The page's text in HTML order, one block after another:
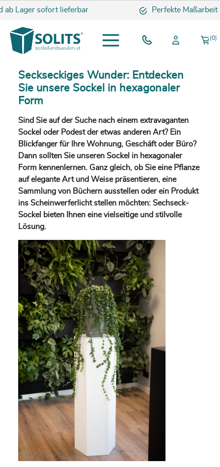
Lager sofort lieferbar Perfekte Maßarbeit
(0)
Seckseckiges Wunder: Entdecken
Sie unsere Sockel in hexagonaler
Form
Sind Sie auf der Suche nach einem extravaganten
Sockel oder Podest der etwas anderen Art? Ein
Blickfanger für Ihre Wohnung, Geschäft oder Büro?
Dann sollten Sie unseren Sockel in hexagonaler
Form kennenlernen. Ganz gleich, ob Sie eine Pflanze
auf elegante Art und Weise präsentieren, eine
Sammlung von Büchern ausstellen oder ein Produkt
ins Scheinwerferlicht stellen möchten: Sechseck-
Sockel bieten Ihnen eine vielseitige und stilvolle
Lösung.